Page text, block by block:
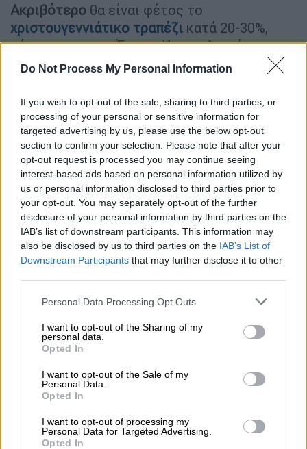
Do Not Process My Personal Information
If you wish to opt-out of the sale, sharing to third parties, or
processing of your personal or sensitive information for
targeted advertising by us, please use the below opt-out
section to confirm your selection. Please note that after your
opt-out request is processed you may continue seeing
interest-based ads based on personal information utilized by
us or personal information disclosed to third parties prior to
your opt-out. You may separately opt-out of the further
disclosure of your personal information by third parties on the
IAB’s list of downstream participants. This information may
also be disclosed by us to third parties on the IAB’s List of
Downstream Participants that may further disclose it to other
Please note that this website/app uses one or more Google
not limited to your visit or usage behaviour. You may click to
grant or deny consent to Google and its third-party tags to
use your data for below specified purposes in below Google
consent section.
Personal Data Processing Opt Outs
I want to opt-out of the Sharing of my
personal data.
Opted In
I want to opt-out of the Sale of my
Personal Data.
Opted In
I want to opt-out of processing my
Personal Data for Targeted Advertising.
Opted In
Ακριβότερο θα είναι φέτος το
χριστουγεννιάτικο τραπέζι κατά 20-30%,
σύμφωνα με την Ένωση Καταναλωτών με τα
ελληνικά νοικοκυριά να είναι αναγκασμένα να
Αν και το καλάθι των Χριστουγέννων
περιλαμβάνειτσουρέκικαιβασιλόπιτα, τα
παραδοσιακά γλυκίσματατων εορτών,
μελομακάρονα, κουραμπιέδες και δίπλες
έμεινανεκτός καλαθιούκαι είναι αυξημένα
από πέρυσι, 1 έως 3 ευρώ.
Οι τιμές σε μελομακάρονα,
κουραμπιέδες, δίπλα
Ενδεικτικά, οιτιμέςτων αγαπημένων
γλυκών είναι:
Μελομακάρονα 14 ευρώ
Κουραμπιέδες 15 ευρώ
Μελομακάρονα σοκολάτας 17 ευρώ
Δίπλες 17 ευρώ
Οι τιμές των κρεάτων